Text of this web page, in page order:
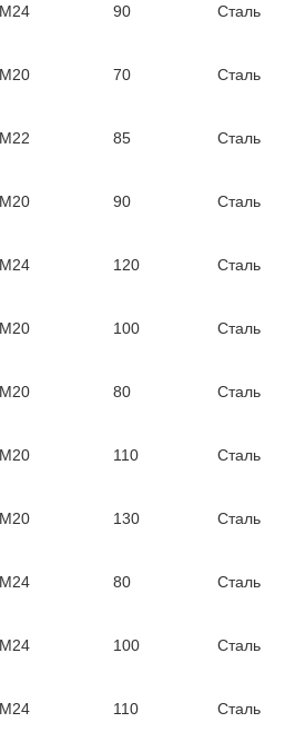
М24 90 Сталь
М20 70 Сталь
М22 85 Сталь
М20 90 Сталь
М24 120 Сталь
М20 100 Сталь
М20 80 Сталь
М20 110 Сталь
М20 130 Сталь
М24 80 Сталь
М24 100 Сталь
М24 110 Сталь